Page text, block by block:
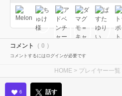
コメント （ 0 ）
コメントするにはログインが必要です
HOME > プレイヤー一覧
6 話す